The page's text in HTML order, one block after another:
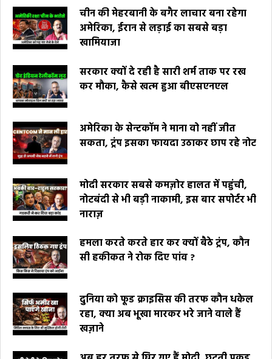
चीन की मेहरबानी के बगैर लाचार बना रहेगा
अमेरिका, ईरान से लड़ाई का सबसे बड़ा
खामियाजा
सरकार क्यों दे रही है सारी शर्म ताक पर रख
कर मौका, कैसे खत्म हुआ बीएसएनएल
अमेरिका के सेन्टकॉम ने माना वो नहीं जीत
सकता, ट्रंप इसका फायदा उठाकर छाप रहे नोट
मोदी सरकार सबसे कमज़ोर हालत में पहुंची,
नोटबंदी से भी बड़ी नाकामी, इस बार सपोर्टर भी
नाराज़
हमला करते करते हार कर क्यों बैठे ट्रंप, कौन
सी हकीकत ने रोक दिए पांव ?
दुनिया को फूड क्राइसिस की तरफ कौन धकेल
रहा, क्या अब भूखा मारकर भरे जाने वाले हैं
खज़ाने